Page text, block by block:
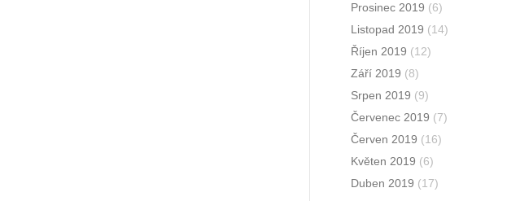
Prosinec 2019 (6)
Listopad 2019 (14)
Říjen 2019 (12)
Září 2019 (8)
Srpen 2019 (9)
Červenec 2019 (7)
Červen 2019 (16)
Květen 2019 (6)
Duben 2019 (17)